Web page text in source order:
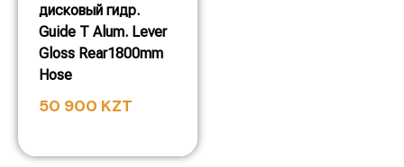
дисковый гидр.
Guide T Alum. Lever
Gloss Rear1800mm
Hose
50 900 KZT